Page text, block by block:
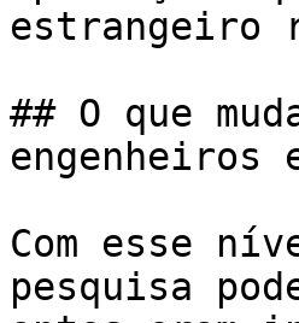
estrangeiro
## O que
engenheiros
Com esse
pesquisa